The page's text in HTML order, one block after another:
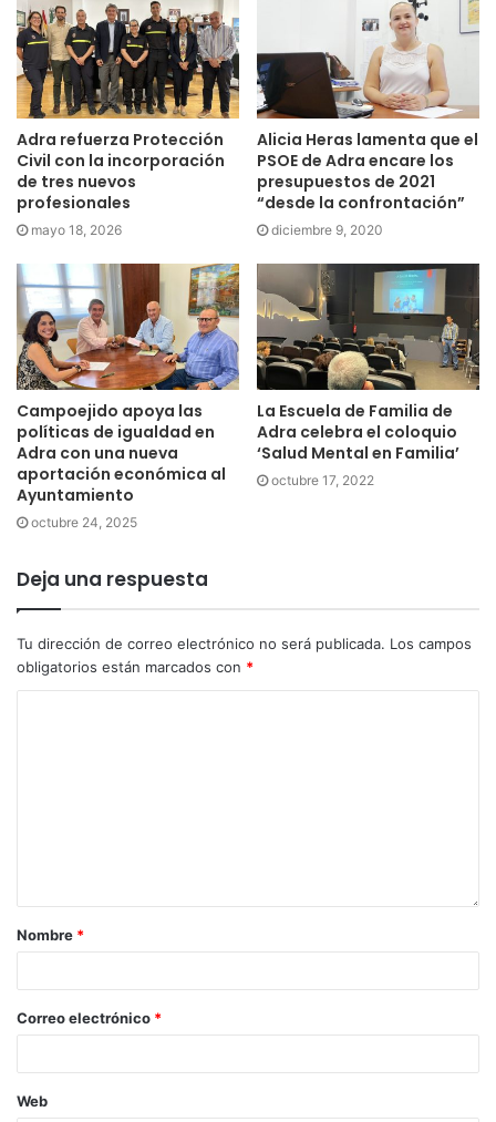
Adra refuerza Protección
Civil con la incorporación
de tres nuevos
profesionales
mayo 18, 2026
Alicia Heras lamenta que el
PSOE de Adra encare los
presupuestos de 2021
“desde la confrontación”
diciembre 9, 2020
Campoejido apoya las
políticas de igualdad en
Adra con una nueva
aportación económica al
Ayuntamiento
octubre 24, 2025
La Escuela de Familia de
Adra celebra el coloquio
‘Salud Mental en Familia’
octubre 17, 2022
Deja una respuesta
Tu dirección de correo electrónico no será publicada. Los campos
obligatorios están marcados con *
Nombre *
Correo electrónico *
Web